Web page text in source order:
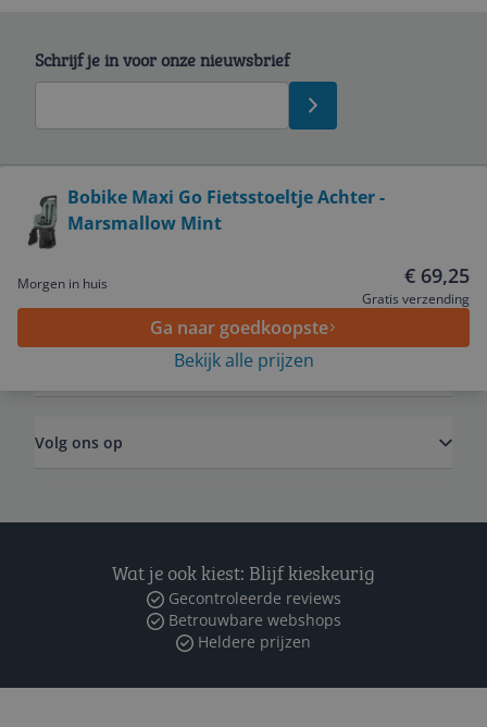
Bobike Maxi Go Fietsstoeltje Achter -
Marsmallow Mint
Morgen in huis € 69,25
Gratis verzending
Ga naar goedkoopste
Bekijk alle prijzen
Schrijf je in voor onze nieuwsbrief
Service
Algemeen
Volg ons op
Wat je ook kiest: Blijf kieskeurig
Gecontroleerde reviews
Betrouwbare webshops
Heldere prijzen